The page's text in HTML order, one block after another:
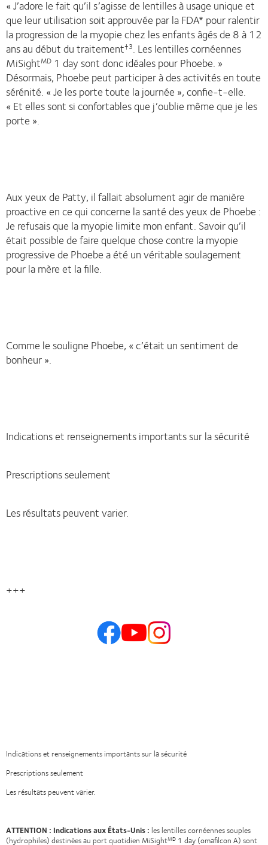
« J’adore le fait qu’il s’agisse de lentilles à usage unique et
que leur utilisation soit approuvée par la FDA* pour ralentir
la progression de la myopie chez les enfants âgés de 8 à 12
ans au début du traitement†3. Les lentilles cornéennes
MiSightMD 1 day sont donc idéales pour Phoebe. »
Désormais, Phoebe peut participer à des activités en toute
sérénité. « Je les porte toute la journée », confie-t-elle.
« Et elles sont si confortables que j’oublie même que je les
porte ».
Aux yeux de Patty, il fallait absolument agir de manière
proactive en ce qui concerne la santé des yeux de Phoebe :
Je refusais que la myopie limite mon enfant. Savoir qu’il
était possible de faire quelque chose contre la myopie
progressive de Phoebe a été un véritable soulagement
pour la mère et la fille.
Comme le souligne Phoebe, « c’était un sentiment de
bonheur ».
Indications et renseignements importants sur la sécurité
Prescriptions seulement
Les résultats peuvent varier.
+++
Indications et renseignements importants sur la sécurité
Prescriptions seulement
Les résultats peuvent varier.
ATTENTION : Indications aux États-Unis : les lentilles cornéennes souples
(hydrophiles) destinées au port quotidien MiSightMD 1 day (omafilcon A) sont